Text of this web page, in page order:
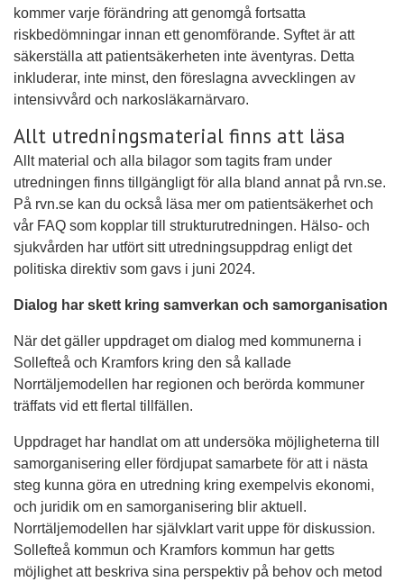
kommer varje förändring att genomgå fortsatta
riskbedömningar innan ett genomförande. Syftet är att
säkerställa att patientsäkerheten inte äventyras. Detta
inkluderar, inte minst, den föreslagna avvecklingen av
intensivvård och narkosläkarnärvaro.
Allt utredningsmaterial finns att läsa
Allt material och alla bilagor som tagits fram under
utredningen finns tillgängligt för alla bland annat på rvn.se.
På rvn.se kan du också läsa mer om patientsäkerhet och
vår FAQ som kopplar till strukturutredningen. Hälso- och
sjukvården har utfört sitt utredningsuppdrag enligt det
politiska direktiv som gavs i juni 2024.
Dialog har skett kring samverkan och samorganisation
När det gäller uppdraget om dialog med kommunerna i
Sollefteå och Kramfors kring den så kallade
Norrtäljemodellen har regionen och berörda kommuner
träffats vid ett flertal tillfällen.
Uppdraget har handlat om att undersöka möjligheterna till
samorganisering eller fördjupat samarbete för att i nästa
steg kunna göra en utredning kring exempelvis ekonomi,
och juridik om en samorganisering blir aktuell.
Norrtäljemodellen har självklart varit uppe för diskussion.
Sollefteå kommun och Kramfors kommun har getts
möjlighet att beskriva sina perspektiv på behov och metod